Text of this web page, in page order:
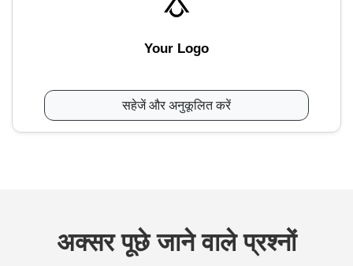
Your Logo
सहेजें और अनुकूलित करें
अक्सर पूछे जाने वाले प्रश्नों